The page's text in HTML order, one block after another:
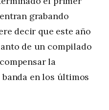
grabando
decir que este año
de un compilado
la
en los últimos